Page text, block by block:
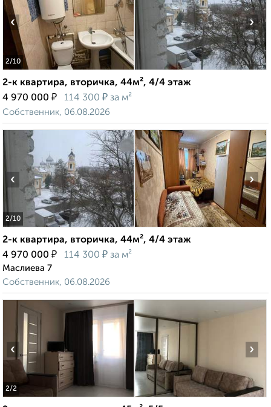
2/10
‹ ›
2-к квартира, вторичка, 44м², 4/4 этаж
4 970 000 ₽ 114 300 ₽ за м²
Собственник, 06.08.2026
2/10
‹ ›
2-к квартира, вторичка, 44м², 4/4 этаж
4 970 000 ₽ 114 300 ₽ за м²
Маслиева 7
Собственник, 06.08.2026
2/2
‹ ›